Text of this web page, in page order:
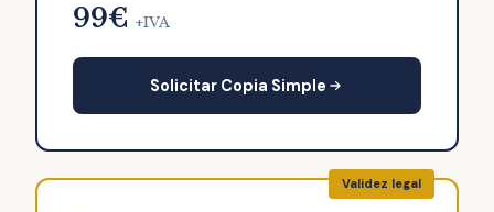
99€ +IVA
Solicitar Copia Simple